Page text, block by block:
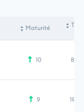
Maturité
10
9